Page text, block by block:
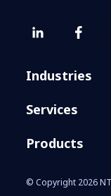
Industries
Services
Products
© Copyright 2026